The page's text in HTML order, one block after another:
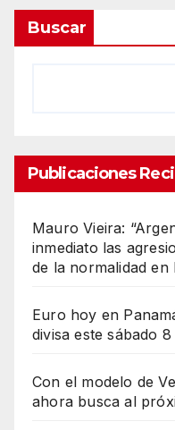
Buscar
Publicaciones
Mauro Vieira:
inmediato las
de la normalidad en
Euro hoy en
divisa este sábado
Con el modelo de
ahora busca al